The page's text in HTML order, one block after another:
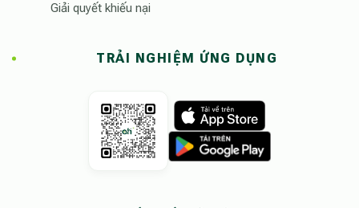
Giải quyết khiếu nại
TRẢI NGHIỆM ỨNG DỤNG